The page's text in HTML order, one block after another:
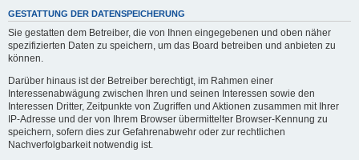
GESTATTUNG DER DATENSPEICHERUNG
Sie gestatten dem Betreiber, die von Ihnen eingegebenen und oben näher
spezifizierten Daten zu speichern, um das Board betreiben und anbieten zu
können.
Darüber hinaus ist der Betreiber berechtigt, im Rahmen einer
Interessenabwägung zwischen Ihren und seinen Interessen sowie den
Interessen Dritter, Zeitpunkte von Zugriffen und Aktionen zusammen mit Ihrer
IP-Adresse und der von Ihrem Browser übermittelter Browser-Kennung zu
speichern, sofern dies zur Gefahrenabwehr oder zur rechtlichen
Nachverfolgbarkeit notwendig ist.